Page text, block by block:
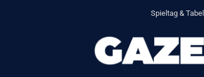
Spieltag &